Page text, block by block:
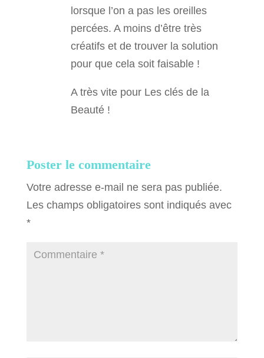
lorsque l’on a pas les oreilles
percées. A moins d’être très
créatifs et de trouver la solution
pour que cela soit faisable !
A très vite pour Les clés de la
Beauté !
Poster le commentaire
Votre adresse e-mail ne sera pas publiée.
Les champs obligatoires sont indiqués avec
*